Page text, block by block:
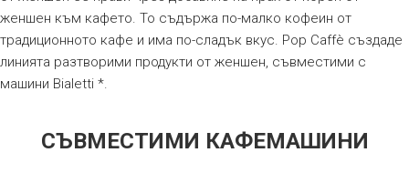
женшен към кафето. То съдържа по-малко кофеин от
традиционното кафе и има по-сладък вкус. Pop Caffè създаде
линията разтворими продукти от женшен, съвместими с
машини Bialetti *.
СЪВМЕСТИМИ КАФЕМАШИНИ